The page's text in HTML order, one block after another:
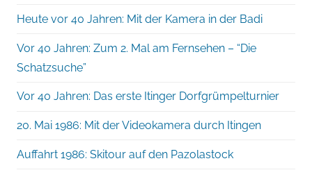
Heute vor 40 Jahren: Mit der Kamera in der Badi
Vor 40 Jahren: Zum 2. Mal am Fernsehen – “Die
Schatzsuche”
Vor 40 Jahren: Das erste Itinger Dorfgrümpelturnier
20. Mai 1986: Mit der Videokamera durch Itingen
Auffahrt 1986: Skitour auf den Pazolastock